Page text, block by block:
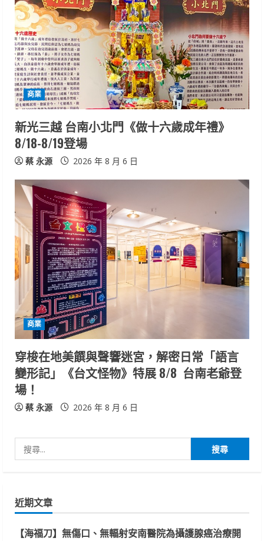
商業
新光三越 台南小北門《做十六歲成年禮》
8/18-8/19登場
蔡 永源 2026 年 8 月 6 日
商業
穿梭在地美饌與聲響迷宮，解密日常「語言
變形記」《台文怪物》特展 8/8 台南老爺登
場！
蔡 永源 2026 年 8 月 6 日
尋
字:
近期文章
【海福刀】無傷口、無輻射安南醫院為攝護腺癌治療開